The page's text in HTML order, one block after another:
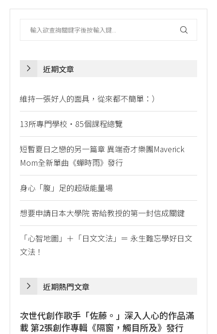
近期文章
維持一張好人的面具，從來都不簡單：）
13所專門學校・85個課程總覽
短暫夏日之戀的另一篇章 異端奇才樂團Maverick
Mom全新單曲《蟬時雨》發行
身心「腹」足的超級能量場
想要申請日本大學院 寄給教授的第一封信成關鍵
「心智地圖」＋「日文文法」＝ 永生難忘學好日文
文法！
近期熱門文章
次世代創作歌手「佐藤。」深入人心的作品滿
載 第2張創作專輯《隔窗，觸目所及》發行